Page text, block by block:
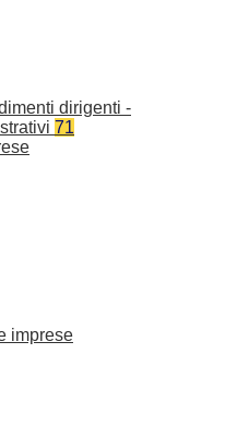
dirigenti -
71
imprese